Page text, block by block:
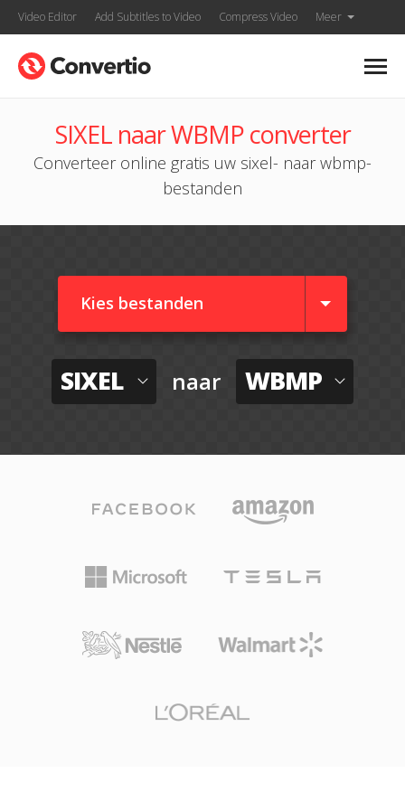
Video Editor Add Subtitles to Video Compress Video Meer
SIXEL naar WBMP converter
Converteer online gratis uw sixel- naar wbmp-
bestanden
Kies bestanden
SIXEL naar WBMP